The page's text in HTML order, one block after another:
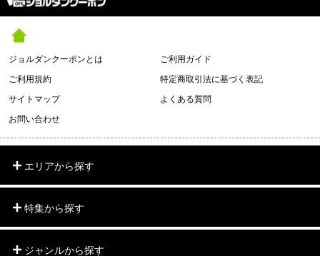
ジョルダンクーポンとは
ご利用ガイド
ご利用規約
特定商取引法に基づく表記
サイトマップ
よくある質問
お問い合わせ
エリアから探す
特集から探す
ジャンルから探す